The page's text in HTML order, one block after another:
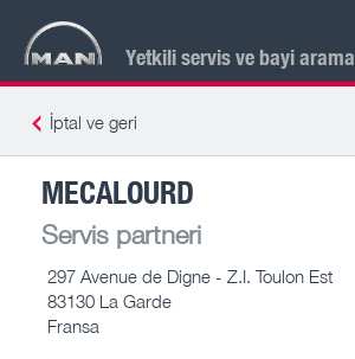
Yetkili servis ve bayi arama
İptal ve geri
MECALOURD
Servis partneri
297 Avenue de Digne - Z.I. Toulon Est
83130 La Garde
Fransa